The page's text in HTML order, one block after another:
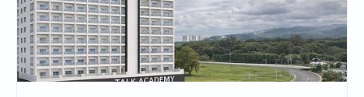
4.8
4.5
4.5
4.5